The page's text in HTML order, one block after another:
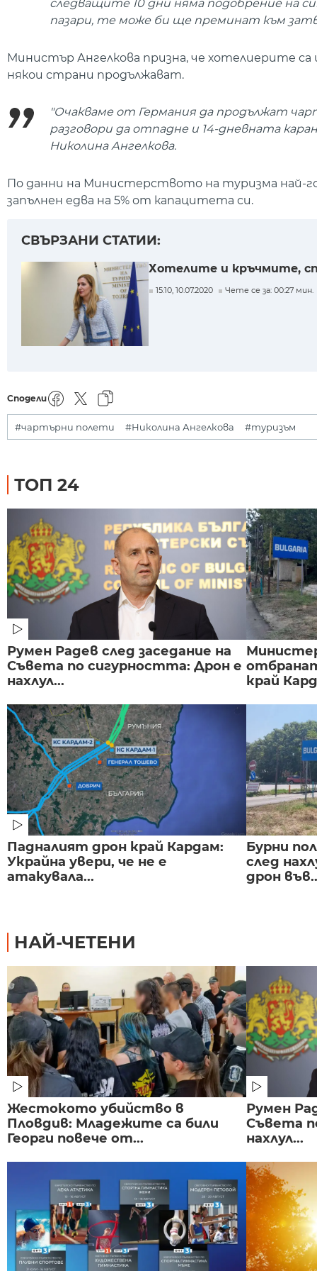
следващите 10 дни няма подобрение на
пазари, те може би ще преминат към
Министър Ангелкова призна, че хотелиерите
някои страни продължават.
"Очакваме от Германия да продължат
разговори да отпадне и 14-дневната
Николина Ангелкова.
По данни на Министерството на туризма най-
запълнен едва на 5% от капацитета си.
СВЪРЗАНИ СТАТИИ:
Хотелите и кръчмите,
15:10, 10.07.2020 Чете се за: 00:27 мин.
Сподели
#чартърни полети #Николина Ангелкова #туризъм
ТОП 24
Румен Радев след заседание на
Съвета по сигурността: Дрон е
нахлул...
край
Падналият дрон край Кардам:
Украйна увери, че не е
атакувала...
Бурни
след
дрон
НАЙ-ЧЕТЕНИ
Жестокото убийство в
Пловдив: Младежите са били
Георги повече от...
Румен
Съвета
нахлул...